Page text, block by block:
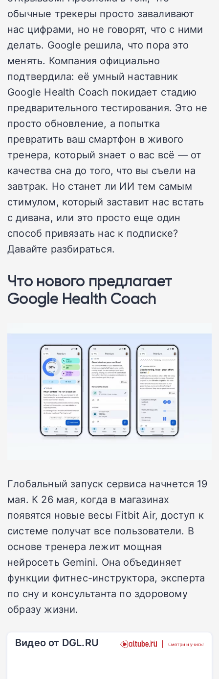
обычные трекеры просто заваливают
нас цифрами, но не говорят, что с ними
делать. Google решила, что пора это
менять. Компания официально
подтвердила: её умный наставник
Google Health Coach покидает стадию
предварительного тестирования. Это не
просто обновление, а попытка
превратить ваш смартфон в живого
тренера, который знает о вас всё — от
качества сна до того, что вы съели на
завтрак. Но станет ли ИИ тем самым
стимулом, который заставит нас встать
с дивана, или это просто еще один
способ привязать нас к подписке?
Давайте разбираться.
Что нового предлагает
Google Health Coach
Глобальный запуск сервиса начнется 19
мая. К 26 мая, когда в магазинах
появятся новые весы Fitbit Air, доступ к
системе получат все пользователи. В
основе тренера лежит мощная
нейросеть Gemini. Она объединяет
функции фитнес-инструктора, эксперта
по сну и консультанта по здоровому
образу жизни.
Видео от DGL.RU